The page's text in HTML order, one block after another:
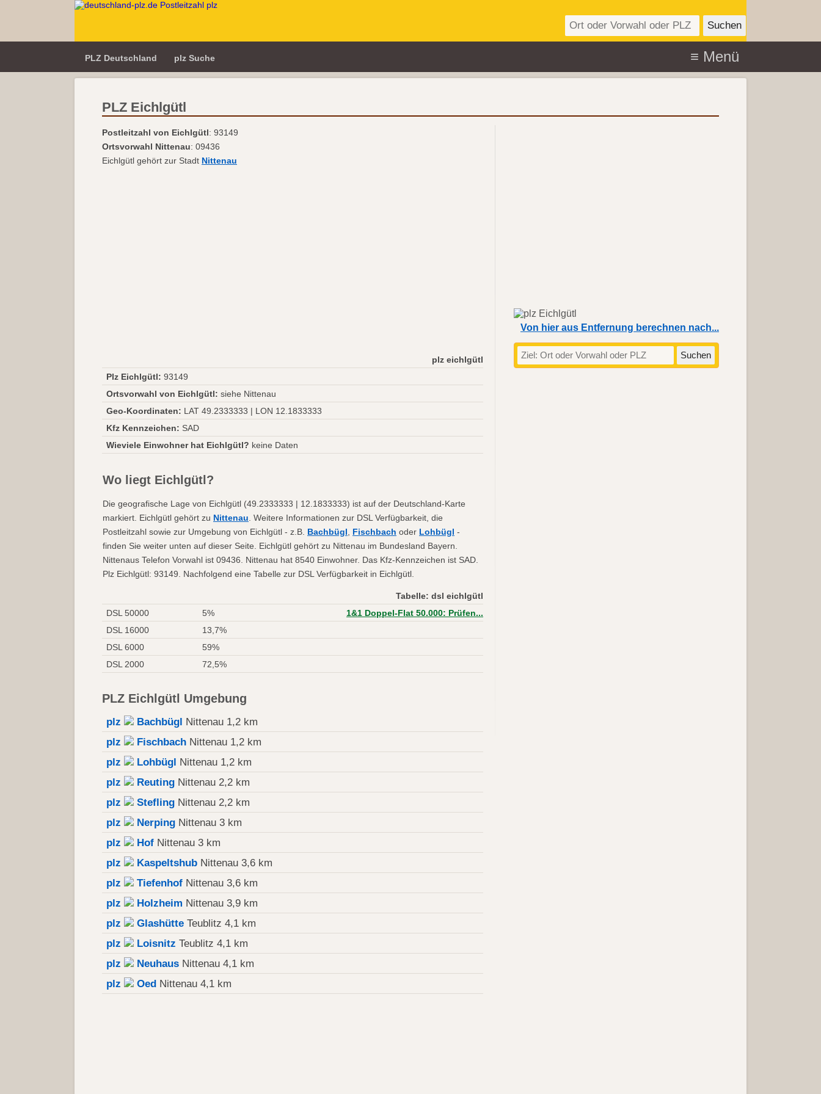
PLZ Deutschland plz Suche
PLZ Eichlgütl
Postleitzahl von Eichlgütl: 93149
Ortsvorwahl Nittenau: 09436
Eichlgütl gehört zur Stadt Nittenau
plz eichlgütl
Plz Eichlgütl: 93149
Ortsvorwahl von Eichlgütl: siehe Nittenau
Geo-Koordinaten: LAT 49.2333333 | LON 12.1833333
Kfz Kennzeichen: SAD
Wieviele Einwohner hat Eichlgütl? keine Daten
Wo liegt Eichlgütl?
Die geografische Lage von Eichlgütl (49.2333333 | 12.1833333) ist auf der Deutschland-Karte
markiert. Eichlgütl gehört zu Nittenau . Weitere Informationen zur DSL Verfügbarkeit, die
Postleitzahl sowie zur Umgebung von Eichlgütl - z.B. Bachbügl Fischbach oder Lohbügl -
finden Sie weiter unten auf dieser Seite. Eichlgütl gehört zu Nittenau im Bundesland Bayern.
Nittenaus Telefon Vorwahl ist 09436. Nittenau hat 8540 Einwohner. Das Kfz-Kennzeichen ist SAD.
Plz Eichlgütl: 93149. Nachfolgend eine Tabelle zur DSL Verfügbarkeit in Eichlgütl.
Tabelle: dsl eichlgütl
DSL 50000
5%
1&1 Doppel-Flat 50.000: Prüfen...
DSL 16000
13,7%
DSL 6000
59%
DSL 2000
72,5%
PLZ Eichlgütl Umgebung
plz Bachbügl Nittenau 1,2 km
plz
Fischbach Nittenau 1,2 km
plz
Lohbügl Nittenau 1,2 km
plz
Reuting Nittenau 2,2 km
plz
Stefling Nittenau 2,2 km
plz
Nerping Nittenau 3 km
plz
Hof Nittenau 3 km
plz
Kaspeltshub Nittenau 3,6 km
plz
Tiefenhof Nittenau 3,6 km
plz
Holzheim Nittenau 3,9 km
plz
Glashütte Teublitz 4,1 km
plz
Loisnitz Teublitz 4,1 km
plz
Neuhaus Nittenau 4,1 km
plz
Oed Nittenau 4,1 km
Von hier aus Entfernung berechnen nach...